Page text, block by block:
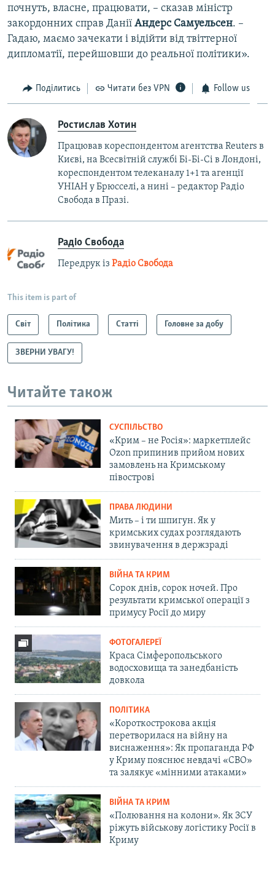
почнуть, власне, працювати, – сказав міністр
закордонних справ Данії Андерс Самуельсен. –
Гадаю, маємо зачекати і відійти від твіттерної
дипломатії, перейшовши до реальної політики».
Поділитись Читати без VPN Follow us
Ростислав Хотин
Працював кореспондентом агентства Reuters в
Києві, на Всесвітній службі Бі-Бі-Сі в Лондоні,
кореспондентом телеканалу 1+1 та агенції
УНІАН у Брюсселі, а нині – редактор Радіо
Свобода в Празі.
Радіо Свобода
Передрук із Радіо Свобода
This item is part of
Світ Політика Статті Головне за добу
ЗВЕРНИ УВАГУ!
Читайте також
СУСПІЛЬСТВО
«Крим – не Росія»: маркетплейс
Ozon припинив прийом нових
замовлень на Кримському
півострові
ПРАВА ЛЮДИНИ
Мить – і ти шпигун. Як у
кримських судах розглядають
звинувачення в держзраді
ВІЙНА ТА КРИМ
Сорок днів, сорок ночей. Про
результати кримської операції з
примусу Росії до миру
ФОТОГАЛЕРЕЇ
Краса Сімферопольського
водосховища та занедбаність
довкола
ПОЛІТИКА
«Короткострокова акція
перетворилася на війну на
виснаження»: Як пропаганда РФ
у Криму пояснює невдачі «СВО»
та залякує «мінними атаками»
ВІЙНА ТА КРИМ
«Полювання на колони». Як ЗСУ
ріжуть військову логістику Росії в
Криму